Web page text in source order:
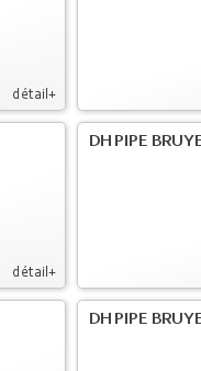
détail+
détail+
DH PIPE
DH PIPE